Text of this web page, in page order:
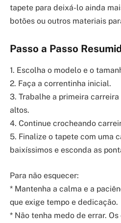
tapete para deixá-lo ainda
botões ou outros materiais
Passo a Passo
1. Escolha o modelo e o
2. Faça a correntinha inicial.
3. Trabalhe a primeira
altos.
4. Continue crocheando
5. Finalize o tapete com uma
baixíssimos e esconda as
Para não esquecer:
* Mantenha a calma e a
que exige tempo e dedicação.
* Não tenha medo de errar.